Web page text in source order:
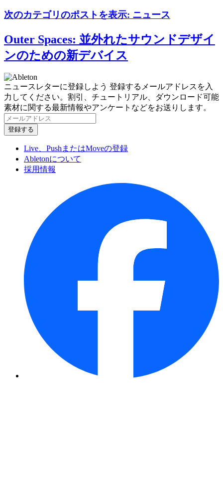
次のカテゴリのポストを表示: ニュース
Outer Spaces: 並外れたサウンドデザイ
ンのための新デバイス
ニュースレターに登録しよう 登録するメールアドレスを入
力してください。割引、チュートリアル、ダウンロード可能
素材に関する最新情報やアンケートなどをお送りします。
Live、PushまたはMoveの登録
Abletonについて
採用情報